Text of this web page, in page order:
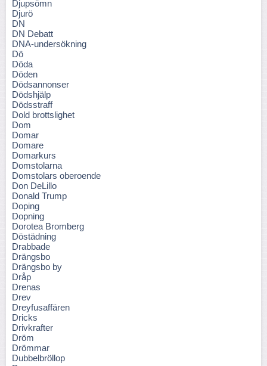
Djupsömn
Djurö
DN
DN Debatt
DNA-undersökning
Dö
Döda
Döden
Dödsannonser
Dödshjälp
Dödsstraff
Dold brottslighet
Dom
Domar
Domare
Domarkurs
Domstolarna
Domstolars oberoende
Don DeLillo
Donald Trump
Doping
Dopning
Dorotea Bromberg
Döstädning
Drabbade
Drängsbo
Drängsbo by
Dråp
Drenas
Drev
Dreyfusaffären
Dricks
Drivkrafter
Dröm
Drömmar
Dubbelbröllop